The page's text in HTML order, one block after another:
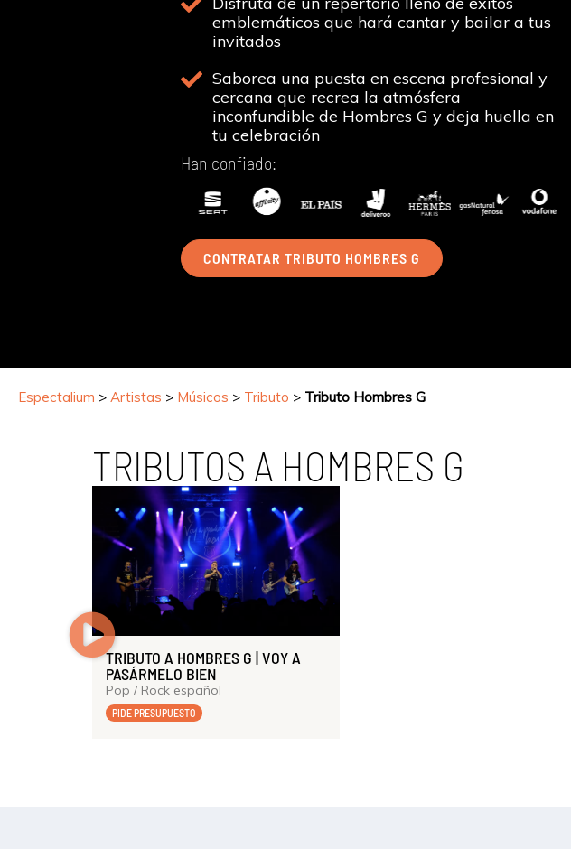
emblemáticos que hará cantar y bailar a tus
invitados
Saborea una puesta en escena profesional y
cercana que recrea la atmósfera
inconfundible de Hombres G y deja huella en
tu celebración
Han confiado:
CONTRATAR TRIBUTO HOMBRES G
Espectalium > Artistas > Músicos > Tributo > Tributo Hombres G
TRIBUTOS A HOMBRES G
TRIBUTO A HOMBRES G | VOY A
PASÁRMELO BIEN
Pop / Rock español
PIDE PRESUPUESTO